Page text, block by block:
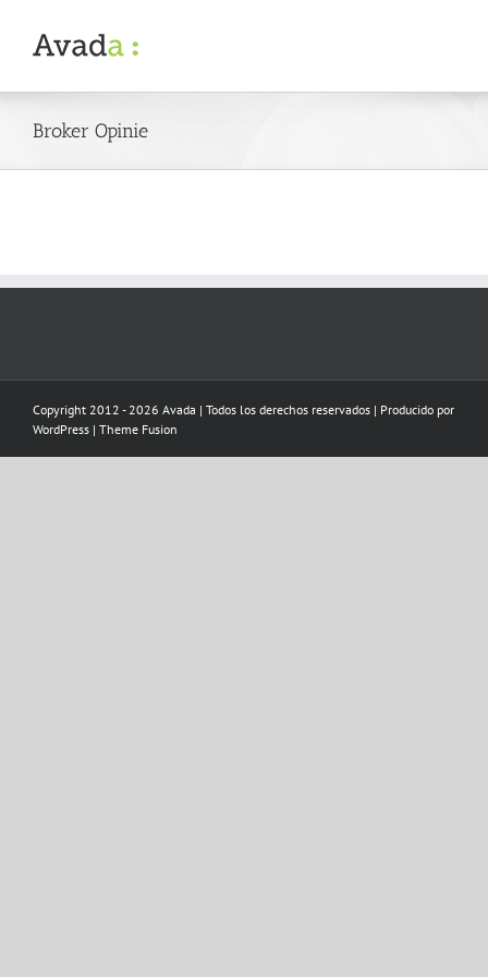
content
Broker Opinie
Copyright 2012 - 2026 Avada | Todos los derechos reservados | Producido por
WordPress | Theme Fusion